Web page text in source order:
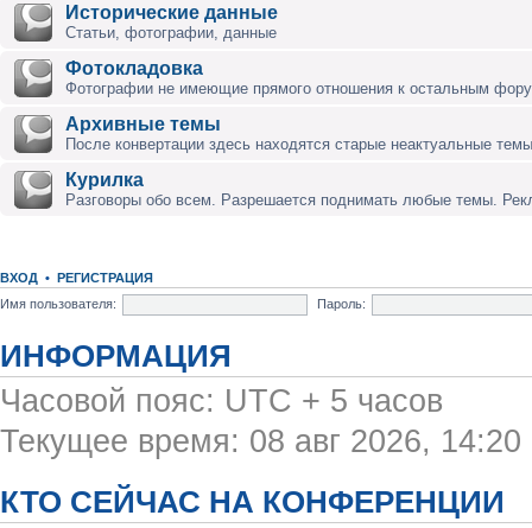
Исторические данные
Статьи, фотографии, данные
Фотокладовка
Фотографии не имеющие прямого отношения к остальным
Архивные темы
После конвертации здесь находятся старые неактуальные
Курилка
Разговоры обо всем. Разрешается поднимать любые темы.
ВХОД • РЕГИСТРАЦИЯ
Имя пользователя:
Пароль:
ИНФОРМАЦИЯ
Часовой пояс: UTC + 5 часов
Текущее время: 08 авг 2026, 14:20
КТО СЕЙЧАС НА КОНФЕРЕНЦИИ